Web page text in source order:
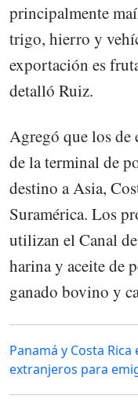
principalmente
trigo, hierro y
exportación es
detalló Ruiz.
Agregó que los de
de la terminal de
destino a Asia,
Suramérica. Los
utilizan el Canal
harina y aceite de
ganado bovino y
Panamá y Costa
extranjeros para